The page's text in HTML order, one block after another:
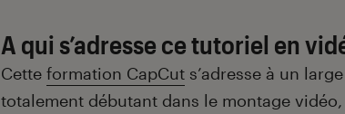
A qui s’adresse ce tutoriel en
Cette formation CapCut s’adresse à un
totalement débutant dans le montage